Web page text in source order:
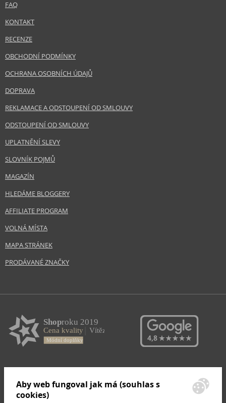
FAQ
KONTAKT
RECENZE
OBCHODNÍ PODMÍNKY
OCHRANA OSOBNÍCH ÚDAJŮ
DOPRAVA
REKLAMACE A ODSTOUPENÍ OD SMLOUVY
ODSTOUPENÍ OD SMLOUVY
UPLATNĚNÍ SLEVY
SLOVNÍK POJMŮ
MAGAZÍN
HLEDÁME BLOGGERY
AFFILIATE PROGRAM
VOLNÁ MÍSTA
MAPA STRÁNEK
PRODÁVANÉ ZNAČKY
Aby web fungoval jak má (souhlas s
cookies)